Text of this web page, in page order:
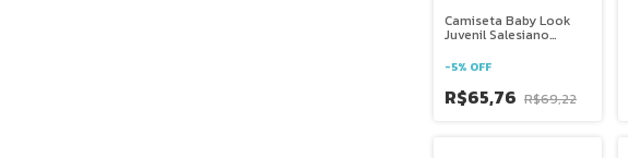
Camiseta Baby Look
Juvenil Salesiano
-5% OFF
R$65,76 R$69,22